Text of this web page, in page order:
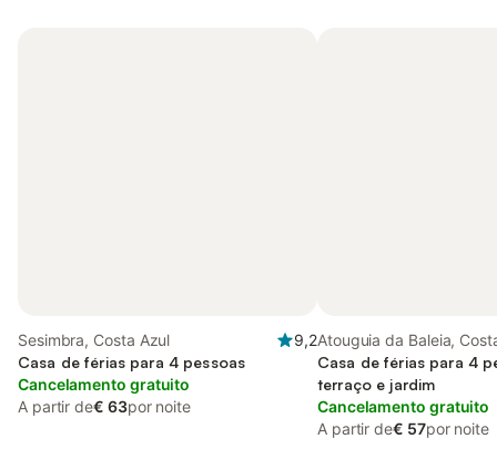
Sesimbra, Costa Azul
9,2
Casa de férias para 4 pessoas
Cancelamento gratuito
A partir de€ 63por noite
Atouguia da Baleia,
Casa de férias para 4
terraço e jardim
Cancelamento gratuito
A partir de€ 57por noite